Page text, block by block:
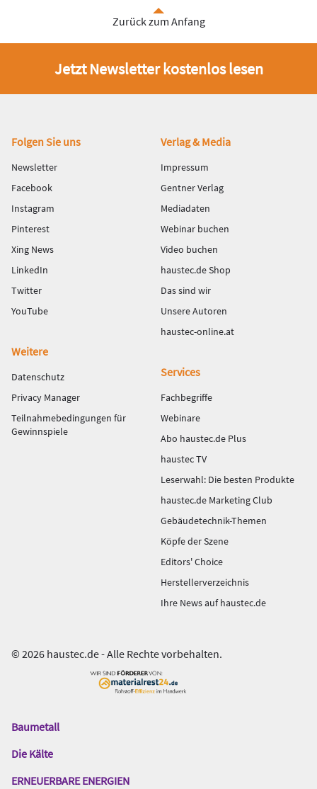
Zurück zum Anfang
Jetzt Newsletter kostenlos lesen
Fußbereich
Folgen Sie uns
Newsletter
Facebook
Instagram
Pinterest
Xing News
LinkedIn
Twitter
YouTube
Verlag & Media
Impressum
Gentner Verlag
Mediadaten
Webinar buchen
Video buchen
haustec.de Shop
Das sind wir
Unsere Autoren
haustec-online.at
Weitere
Datenschutz
Privacy Manager
Teilnahmebedingungen für
Gewinnspiele
Services
Fachbegriffe
Webinare
Abo haustec.de Plus
haustec TV
Leserwahl: Die besten Produkte
haustec.de Marketing Club
Gebäudetechnik-Themen
Köpfe der Szene
Editors' Choice
Herstellerverzeichnis
Ihre News auf haustec.de
© 2026 haustec.de - Alle Rechte vorbehalten.
Das
Gentner
Baumetall
Die Kälte
ERNEUERBARE ENERGIEN